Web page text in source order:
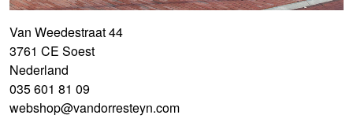
Van Weedestraat 44
3761 CE Soest
Nederland
035 601 81 09
webshop@vandorresteyn.com